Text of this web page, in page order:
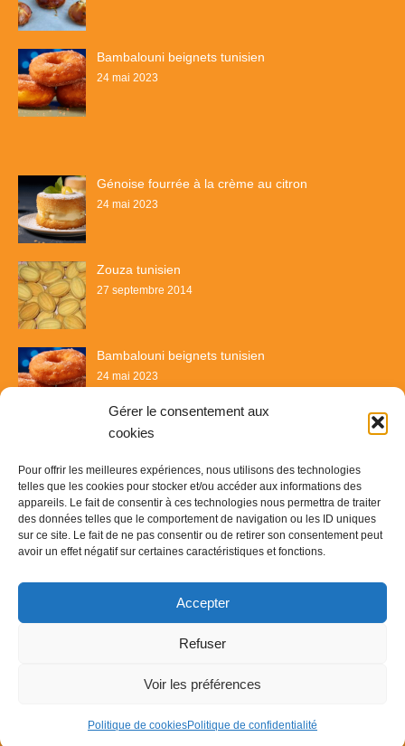
Gérer le consentement aux
cookies
Pour offrir les meilleures expériences, nous utilisons des technologies
telles que les cookies pour stocker et/ou accéder aux informations des
appareils. Le fait de consentir à ces technologies nous permettra de traiter
des données telles que le comportement de navigation ou les ID uniques
sur ce site. Le fait de ne pas consentir ou de retirer son consentement peut
avoir un effet négatif sur certaines caractéristiques et fonctions.
Accepter
Refuser
Voir les préférences
Politique de cookiesPolitique de confidentialité
Bambalouni beignets tunisien
24 mai 2023
Génoise fourrée à la crème au citron
24 mai 2023
Zouza tunisien
27 septembre 2014
Bambalouni beignets tunisien
24 mai 2023
Recette & Délices
Recette & Délice